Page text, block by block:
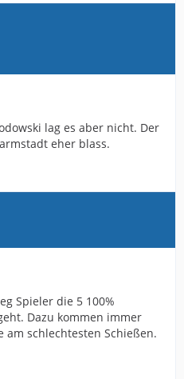
lag es aber nicht. Der
eher blass.
Spieler die 5 100%
Dazu kommen immer
schlechtesten Schießen.